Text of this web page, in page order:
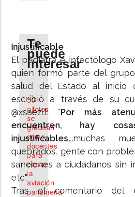
Te
puede
interesar
50
pilotos
se
gradúan
como
docentes
para
elevar
la
aviación
panameña
Injustificable
El pediatra e infectólogo
quien formó parte del
salud del Estado al inicio
escribió a través de su
@xsaezll: "Por más
encuentren, hay
injustificables...muchas
quebrados, gente con
sanciones a ciudadanos sin
etc".
Tras el comentario del